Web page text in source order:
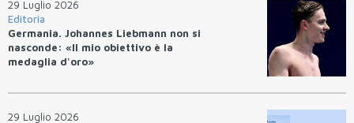
29 Luglio 2026
Editoria
Germania. Johannes Liebmann non si
nasconde: «Il mio obiettivo è la
medaglia d'oro»
29 Luglio 2026